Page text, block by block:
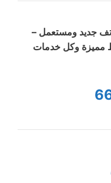
جديد ومستعمل –
وكل خدمات